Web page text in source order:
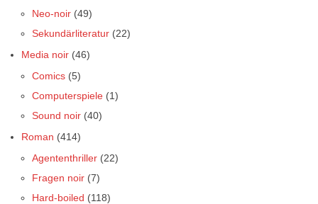
Neo-noir (49)
Sekundärliteratur (22)
Media noir (46)
Comics (5)
Computerspiele (1)
Sound noir (40)
Roman (414)
Agententhriller (22)
Fragen noir (7)
Hard-boiled (118)